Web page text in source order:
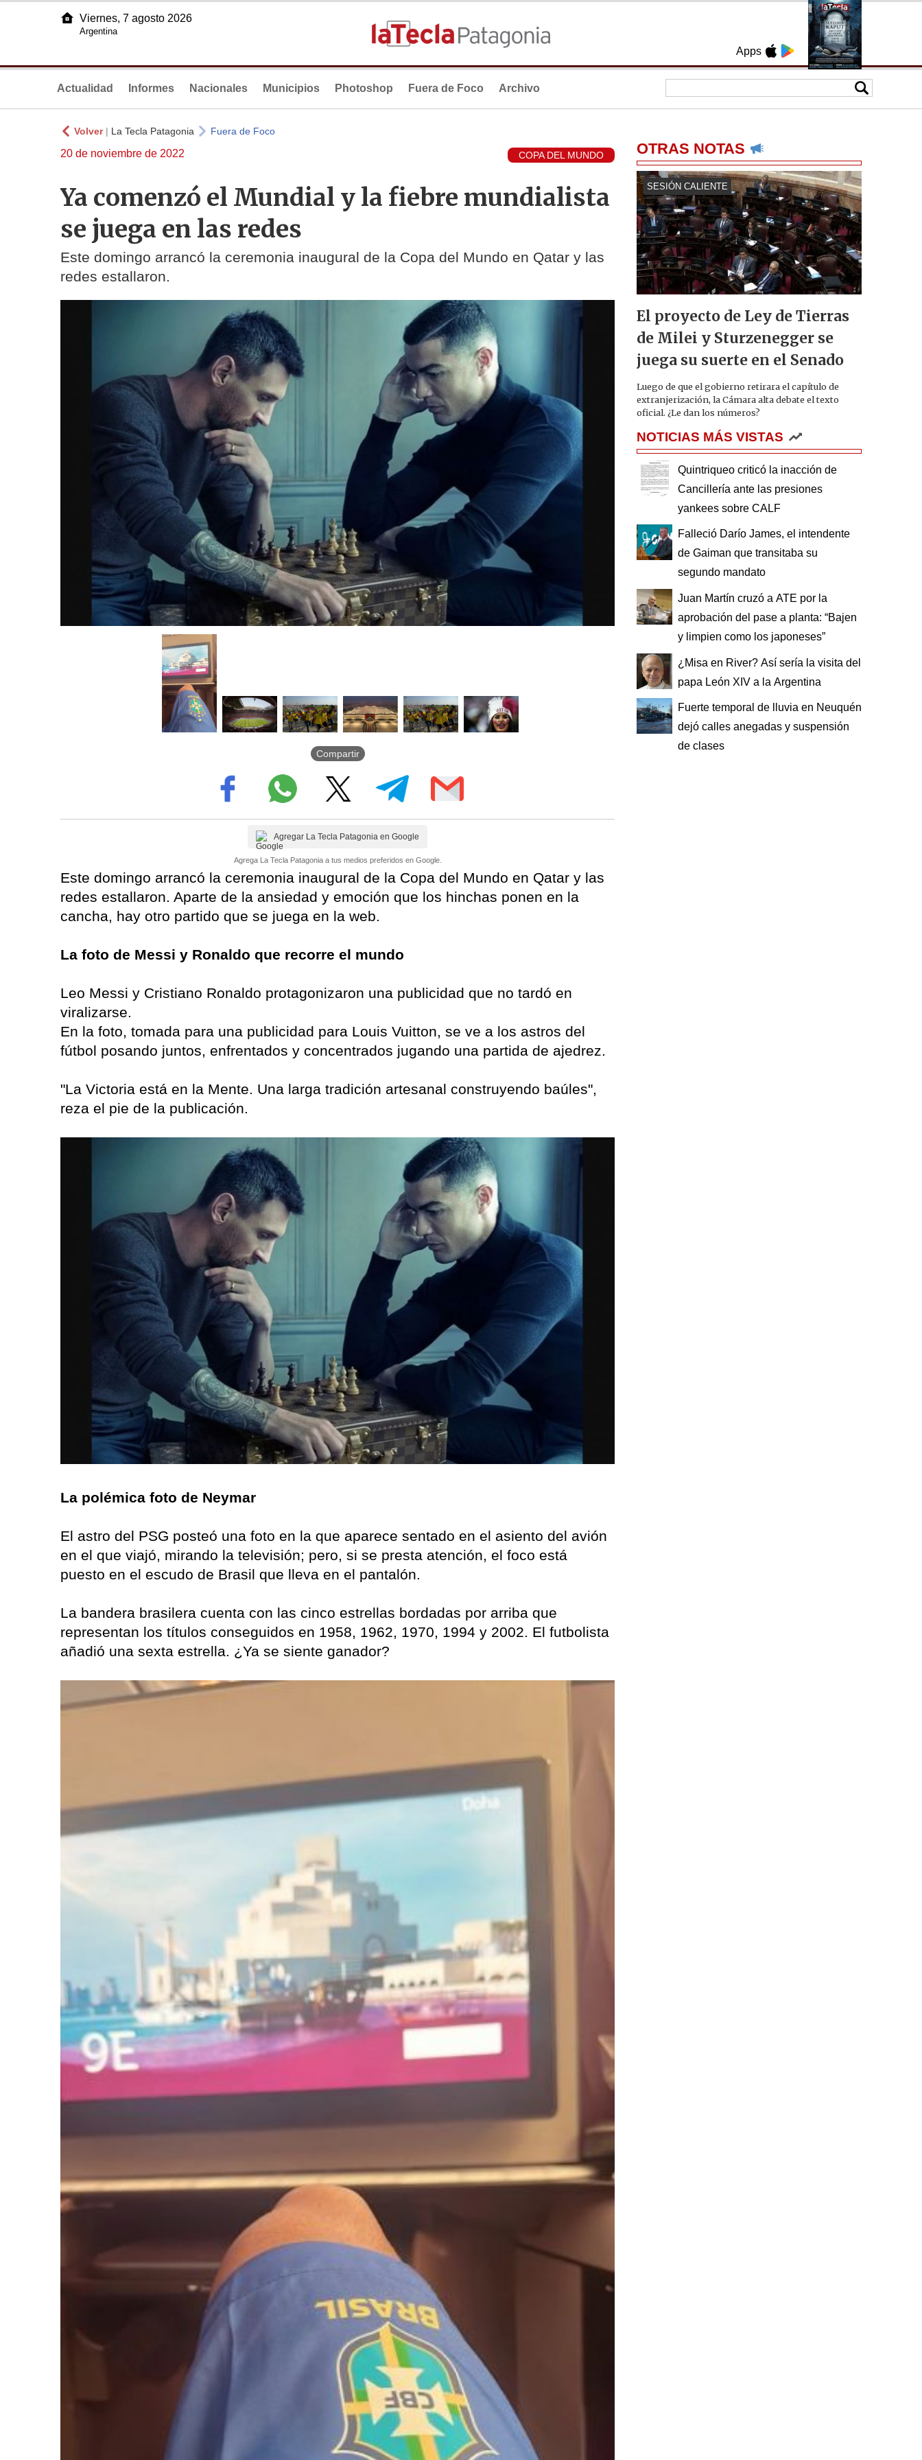
Apps
Viernes, 7 agosto 2026
Argentina
Actualidad Informes Nacionales Municipios Photoshop Fuera de Foco Archivo
Volver| La Tecla Patagonia Fuera de Foco
20 de noviembre de 2022 COPA DEL MUNDO
Ya comenzó el Mundial y la fiebre mundialista
se juega en las redes
Este domingo arrancó la ceremonia inaugural de la Copa del Mundo en Qatar y las
redes estallaron.
Compartir
Agregar La Tecla Patagonia en Google
Agrega La Tecla Patagonia a tus medios preferidos en Google.
Este domingo arrancó la ceremonia inaugural de la Copa del Mundo en Qatar y las
redes estallaron. Aparte de la ansiedad y emoción que los hinchas ponen en la
cancha, hay otro partido que se juega en la web.
La foto de Messi y Ronaldo que recorre el mundo
Leo Messi y Cristiano Ronaldo protagonizaron una publicidad que no tardó en
viralizarse.
En la foto, tomada para una publicidad para Louis Vuitton, se ve a los astros del
fútbol posando juntos, enfrentados y concentrados jugando una partida de ajedrez.
"La Victoria está en la Mente. Una larga tradición artesanal construyendo baúles",
reza el pie de la publicación.
La polémica foto de Neymar
El astro del PSG posteó una foto en la que aparece sentado en el asiento del avión
en el que viajó, mirando la televisión; pero, si se presta atención, el foco está
puesto en el escudo de Brasil que lleva en el pantalón.
La bandera brasilera cuenta con las cinco estrellas bordadas por arriba que
representan los títulos conseguidos en 1958, 1962, 1970, 1994 y 2002. El futbolista
añadió una sexta estrella. ¿Ya se siente ganador?
OTRAS NOTAS
SESIÓN CALIENTE
El proyecto de Ley de Tierras
de Milei y Sturzenegger se
juega su suerte en el Senado
Luego de que el gobierno retirara el capítulo de
extranjerización, la Cámara alta debate el texto
oficial. ¿Le dan los números?
NOTICIAS MÁS VISTAS
Quintriqueo criticó la inacción de
Cancillería ante las presiones
yankees sobre CALF
Falleció Darío James, el intendente
de Gaiman que transitaba su
segundo mandato
Juan Martín cruzó a ATE por la
aprobación del pase a planta: “Bajen
y limpien como los japoneses”
¿Misa en River? Así sería la visita del
papa León XIV a la Argentina
Fuerte temporal de lluvia en Neuquén
dejó calles anegadas y suspensión
de clases